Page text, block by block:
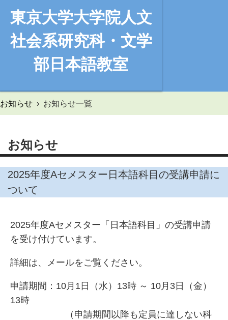
東京大学大学院人文
社会系研究科・文学
部日本語教室
東京大学大学院人文社会系研
究科・文学部日本語教室へよ
うこそ。
お知らせ › お知らせ一覧
お知らせ
2025年度Aセメスター日本語科目の受講申請に
ついて
2025年度Aセメスター「日本語科目」の受講申請
を受け付けています。
詳細は、メールをご覧ください。
申請期間：10月1日（水）13時 ～ 10月3日（金）
13時
（申請期間以降も定員に達しない科